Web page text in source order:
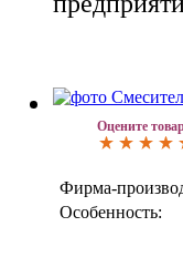
Оцените
Фирма-
Особенность: